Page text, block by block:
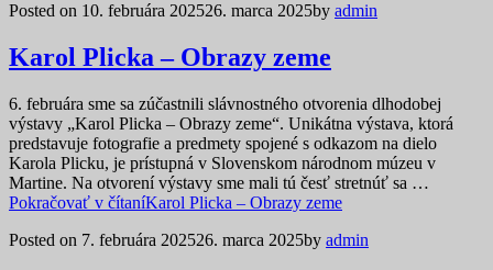
Posted on 10. februára 202526. marca 2025by admin
Karol Plicka – Obrazy zeme
6. februára sme sa zúčastnili slávnostného otvorenia dlhodobej
výstavy „Karol Plicka – Obrazy zeme“. Unikátna výstava, ktorá
predstavuje fotografie a predmety spojené s odkazom na dielo
Karola Plicku, je prístupná v Slovenskom národnom múzeu v
Martine. Na otvorení výstavy sme mali tú česť stretnúť sa …
Pokračovať v čítaníKarol Plicka – Obrazy zeme
Posted on 7. februára 202526. marca 2025by admin